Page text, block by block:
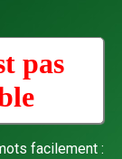
pas
facilement :